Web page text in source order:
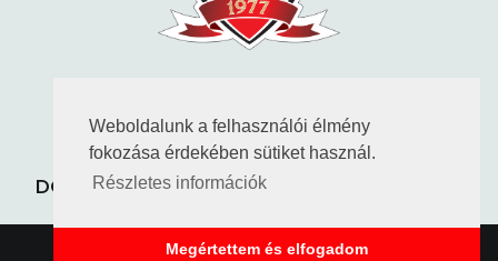
Weboldalunk a felhasználói élmény
fokozása érdekében sütiket használ.
Részletes információk
Megértettem és elfogadom
ADATVÉDELEM
KAPCSOLAT
DOKUMENTUMOK
TAO HATÁROZATOK